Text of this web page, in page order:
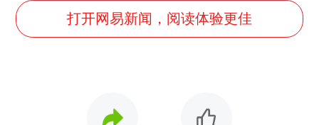
打开网易新闻，阅读体验更佳